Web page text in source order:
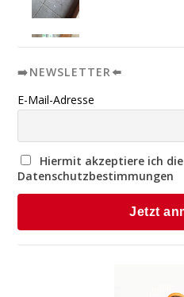
➡️NEWSLETTER⬅️
E-Mail-Adresse
Hiermit akzeptiere ich die
Datenschutzbestimmungen